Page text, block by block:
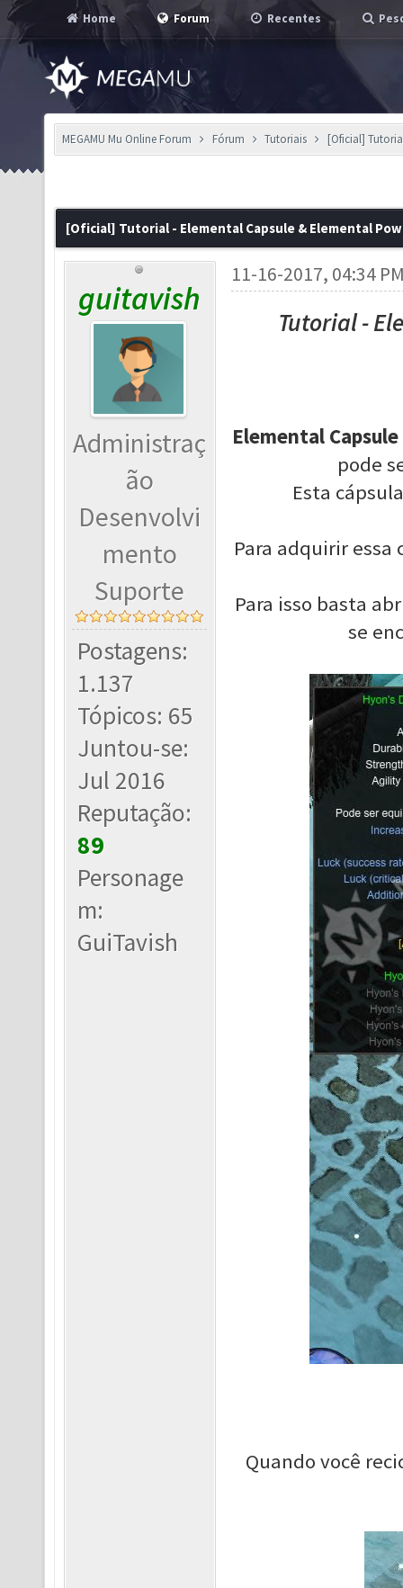
Home Forum Recentes
MEGAMU Mu Online Forum Fórum Tutoriais [Oficial]
[Oficial] Tutorial - Elemental Capsule & Elemental
guitavish
Administraç
ão
Desenvolvi
mento
Suporte
Postagens:
1.137
Tópicos: 65
Juntou-se:
Jul 2016
Reputação:
89
Personage
m:
GuiTavish
11-16-2017, 04:34
Tutorial -
Elemental Capsule
pode
Esta
Para adquirir essa
Para isso basta
se
Quando você